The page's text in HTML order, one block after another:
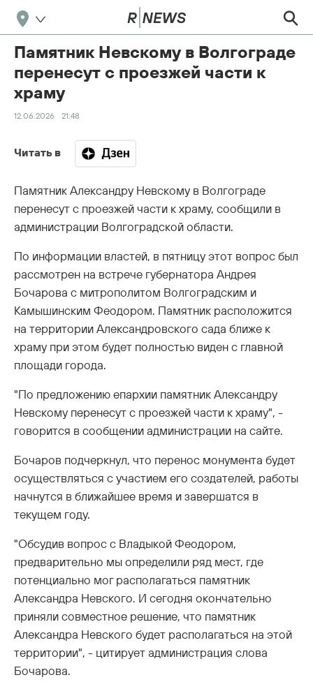
Памятник Невскому в Волгограде
перенесут с проезжей части к
храму
12.06.2026 21:48
Читать в
Памятник Александру Невскому в Волгограде
перенесут с проезжей части к храму, сообщили в
администрации Волгоградской области.
По информации властей, в пятницу этот вопрос был
рассмотрен на встрече губернатора Андрея
Бочарова с митрополитом Волгоградским и
Камышинским Феодором. Памятник расположится
на территории Александровского сада ближе к
храму при этом будет полностью виден с главной
площади города.
"По предложению епархии памятник Александру
Невскому перенесут с проезжей части к храму", -
говорится в сообщении администрации на сайте.
Бочаров подчеркнул, что перенос монумента будет
осуществляться с участием его создателей, работы
начнутся в ближайшее время и завершатся в
текущем году.
"Обсудив вопрос с Владыкой Феодором,
предварительно мы определили ряд мест, где
потенциально мог располагаться памятник
Александра Невского. И сегодня окончательно
приняли совместное решение, что памятник
Александра Невского будет располагаться на этой
территории", - цитирует администрация слова
Бочарова.